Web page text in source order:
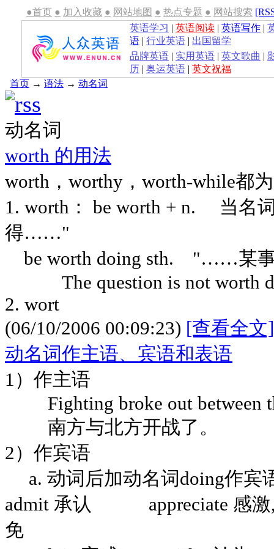
●首页 ● 加入收藏 ● 网站地图 ● 热点专题 ● 网站搜索
英语学习 | 英语阅读 | 英语写作 |
语 | 行业英语 | 出国留学
品牌英语 | 实用英语 | 英文歌曲 |
历 | 奥运英语 | 英文祝福
首页 → 语法 → 动名词
动名词
worth 的用法
worth，worthy，worth-while都
1. worth： be worth + n. 当名
得……"
be worth doing sth. "……某
The question is not worth
2. wort
(06/10/2006 00:09:23) [查看全文]
动名词作主语、宾语和表语
1）作主语
Fighting broke out between
南方与北方开战了。
2）作宾语
a. 动词后加动名词doing作宾
admit 承认 appreciate 感激
免